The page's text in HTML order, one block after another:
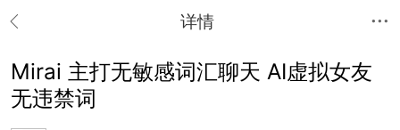
详情
Mirai 主打无敏感词汇聊天 AI虚拟女友
无违禁词